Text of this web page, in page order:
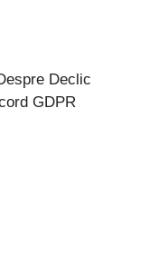
Declic
GDPR